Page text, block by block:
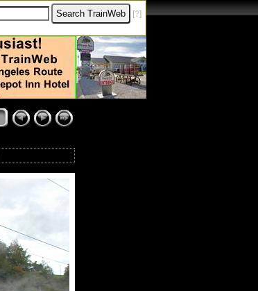
[?]